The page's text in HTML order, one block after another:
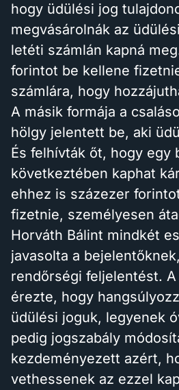
hogy üdülési jog
megvásárolnák az
letéti számlán kapná
forintot be kellene
számlára, hogy
A másik formája a
hölgy jelentett be, aki
És felhívták őt, hogy egy
következtében kaphat
ehhez is százezer
fizetnie, személyesen
Horváth Bálint mindkét
javasolta a
rendőrségi feljelentést.
érezte, hogy
üdülési joguk, legyenek
pedig jogszabály
kezdeményezett azért,
vethessenek az ezzel